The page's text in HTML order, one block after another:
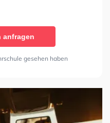
anfragen
gesehen haben